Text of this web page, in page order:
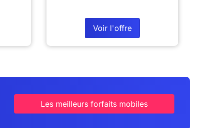
Voir l'offre
Les meilleurs forfaits mobiles